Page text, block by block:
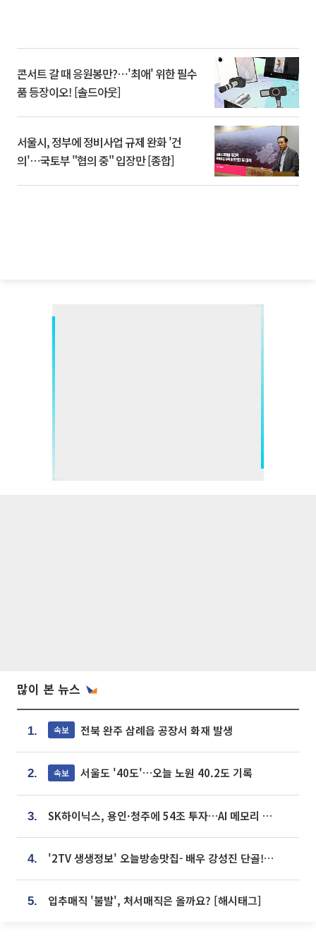
콘서트 갈 때 응원봉만?⋯'최애' 위한 필수
품 등장이오! [솔드아웃]
서울시, 정부에 정비사업 규제 완화 '건
의'⋯국토부 "협의 중" 입장만 [종합]
많이 본 뉴스
1. 속보 전북 완주 삼례읍 공장서 화재 발생
2. 속보 서울도 '40도'…오늘 노원 40.2도 기록
3. SK하이닉스, 용인·청주에 54조 투자…AI 메모리 생산기지 키운다
4. '2TV 생생정보' 오늘방송맛집- 배우 강성진 단골! 쌀국수ㆍ푸팟퐁 커리 맛집 '블○○○'
5. 입추매직 '불발', 처서매직은 올까요? [해시태그]